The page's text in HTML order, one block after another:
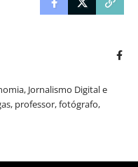
Jornalismo Digital e
professor, fotógrafo,